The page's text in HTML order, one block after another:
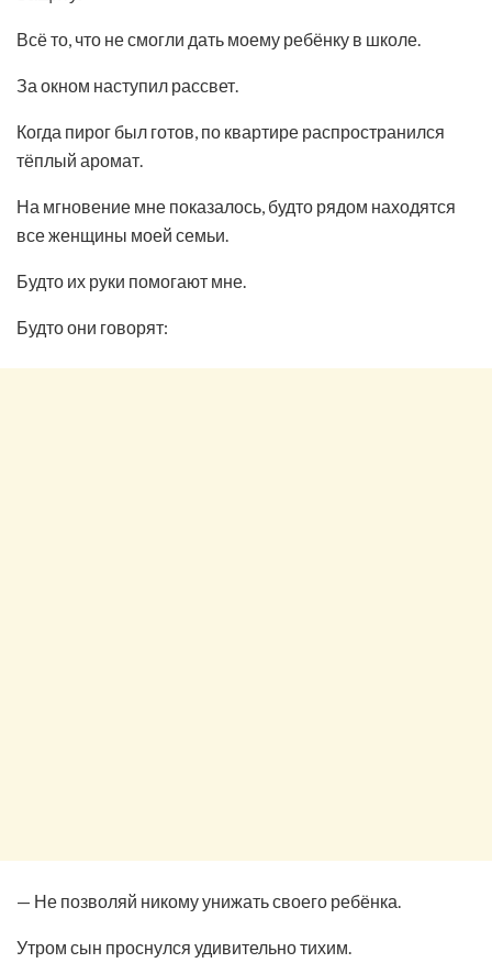
Всё то, что не смогли дать моему ребёнку в школе.
За окном наступил рассвет.
Когда пирог был готов, по квартире распространился
тёплый аромат.
На мгновение мне показалось, будто рядом находятся
все женщины моей семьи.
Будто их руки помогают мне.
Будто они говорят:
— Не позволяй никому унижать своего ребёнка.
Утром сын проснулся удивительно тихим.